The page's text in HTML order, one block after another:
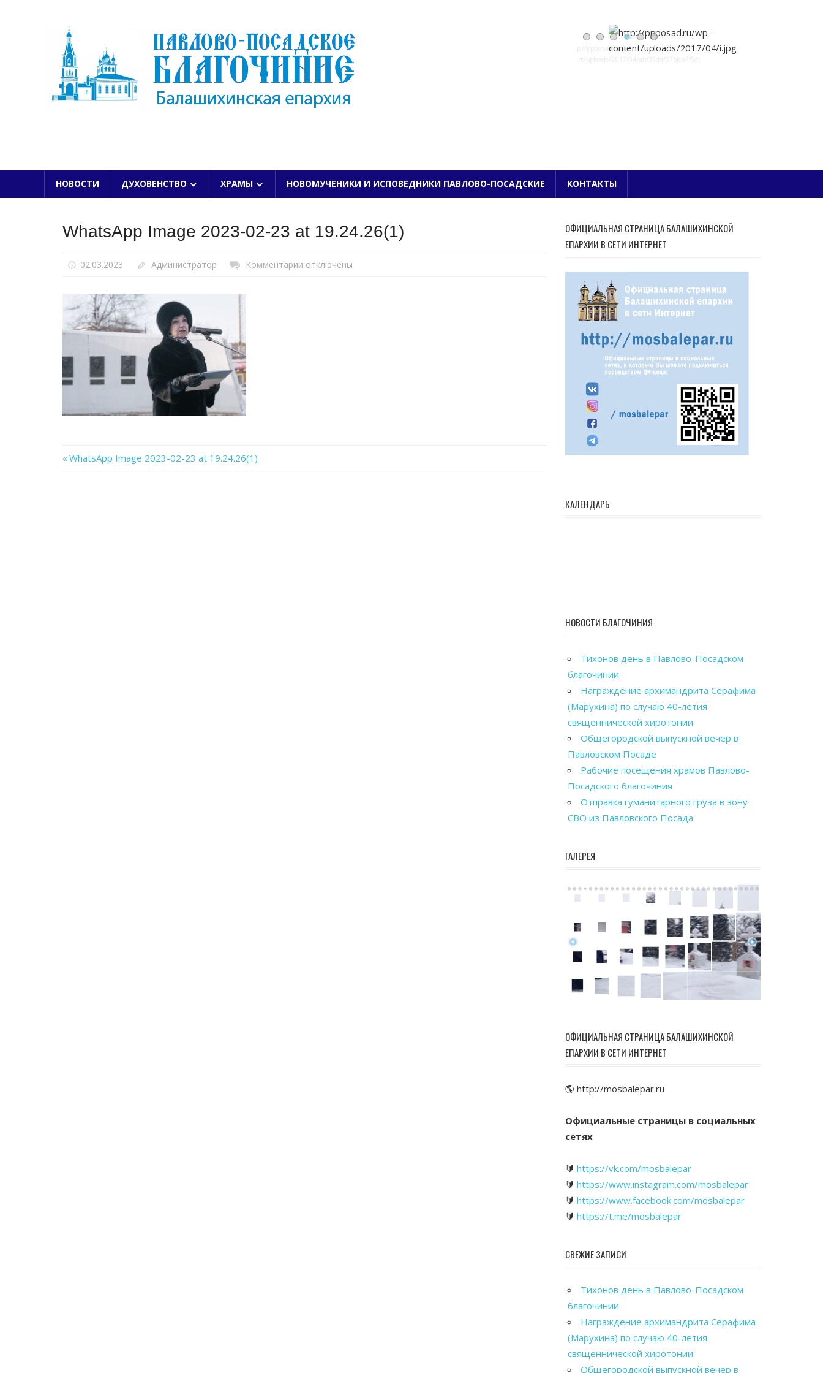
ПАВЛОВО-ПОСАДСКОЕ БЛАГОЧИНИЕ
НОВОСТИ ДУХОВЕНСТВО ХРАМЫ НОВОМУЧЕНИКИ И ИСПОВЕДНИКИ ПАВЛОВО-ПОСАДСКИЕ КОНТАКТЫ
WhatsApp Image 2023-02-23 at 19.24.26(1)
02.03.2023 Администратор Комментарии котключены
Previous
WhatsApp Image 2023-02-23 at 19.24.26(1)
ОФИЦИАЛЬНАЯ СТРАНИЦА БАЛАШИХИНСКОЙ
ЕПАРХИИ В СЕТИ ИНТЕРНЕТ
КАЛЕНДАРЬ
НОВОСТИ БЛАГОЧИНИЯ
Тихонов день в Павлово-Посадском
благочинии
Награждение архимандрита Серафима
(Марухина) по случаю 40-летия
священнической хиротонии
Общегородской выпускной вечер в
Павловском Посаде
Рабочие посещения храмов Павлово-
Посадского благочиния
Отправка гуманитарного груза в зону
СВО из Павловского Посада
ГАЛЕРЕЯ
ОФИЦИАЛЬНАЯ СТРАНИЦА БАЛАШИХИНСКОЙ
ЕПАРХИИ В СЕТИ ИНТЕРНЕТ
🌎 http://mosbalepar.ru
Официальные страницы в социальных
сетях
🔰 https://vk.com/mosbalepar
🔰 https://www.instagram.com/mosbalepar
🔰 https://www.facebook.com/mosbalepar
🔰 https://t.me/mosbalepar
СВЕЖИЕ ЗАПИСИ
Тихонов день в Павлово-Посадском
благочинии
Награждение архимандрита Серафима
(Марухина) по случаю 40-летия
священнической хиротонии
Общегородской выпускной вечер в